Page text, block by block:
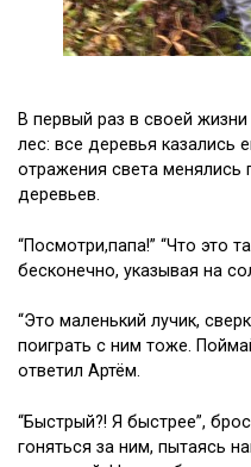
В первый раз в своей
лес: все деревья казались
отражения света менялись
деревьев.
“Посмотри,папа!” “Что это
бесконечно, указывая на
“Это маленький лучик,
поиграть с ним тоже.
ответил Артём.
“Быстрый?! Я быстрее”,
гоняться за ним, пытаясь